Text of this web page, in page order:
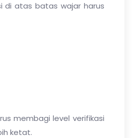
di atas batas wajar harus
membagi level verifikasi
ketat.